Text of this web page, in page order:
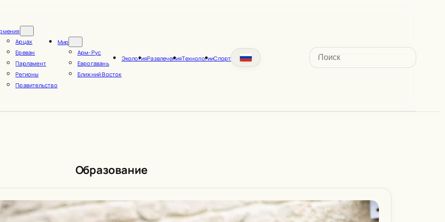
Арцах
Ереван
Парламент
Регионы
Правительство
Мир
Арм-Рус
Еврогавань
Ближний Восток
ЭкологияРазвлеченияТехнологииСпорт
Search
Образование